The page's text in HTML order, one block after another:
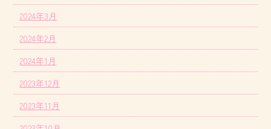
2024年3月
2024年2月
2024年1月
2023年12月
2023年11月